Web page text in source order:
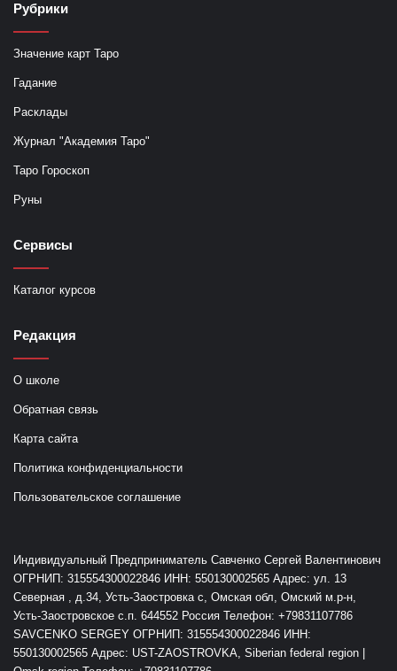
Рубрики
Значение карт Таро
Гадание
Расклады
Журнал "Академия Таро"
Таро Гороскоп
Руны
Сервисы
Каталог курсов
Редакция
О школе
Обратная связь
Карта сайта
Политика конфиденциальности
Пользовательское соглашение
Индивидуальный Предприниматель Савченко Сергей Валентинович
ОГРНИП: 315554300022846 ИНН: 550130002565 Адрес: ул. 13
Северная , д.34, Усть-Заостровка с, Омская обл, Омский м.р-н,
Усть-Заостровское с.п. 644552 Россия Телефон: +79831107786
SAVCENKO SERGEY ОГРНИП: 315554300022846 ИНН:
550130002565 Адрес: UST-ZAOSTROVKA, Siberian federal region |